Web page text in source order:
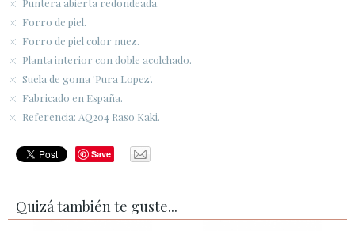
Puntera abierta redondeada.
Forro de piel.
Forro de piel color nuez.
Planta interior con doble acolchado.
Suela de goma 'Pura Lopez'.
Fabricado en España.
Referencia: AQ204 Raso Kaki.
Save
Quizá también te guste...